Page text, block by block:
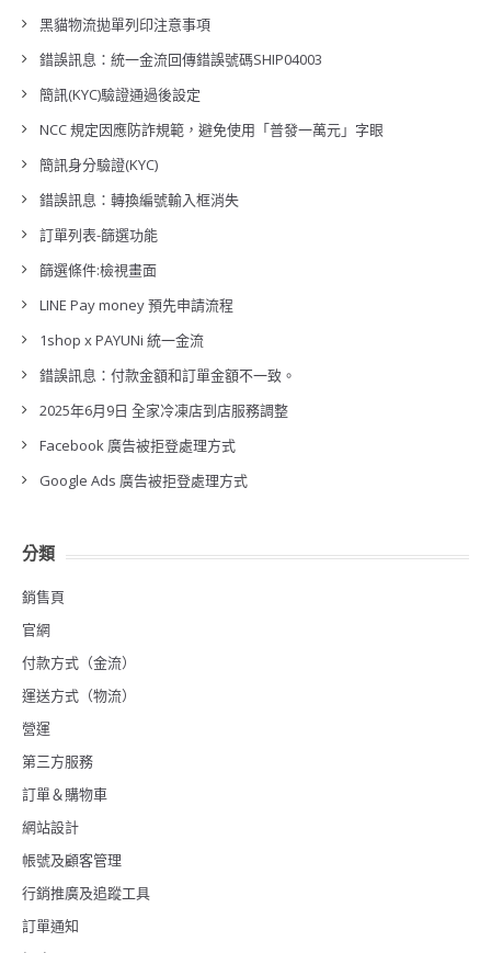
黑貓物流拋單列印注意事項
錯誤訊息：統一金流回傳錯誤號碼SHIP04003
簡訊(KYC)驗證通過後設定
NCC 規定因應防詐規範，避免使用「普發一萬元」字眼
簡訊身分驗證(KYC)
錯誤訊息：轉換編號輸入框消失
訂單列表-篩選功能
篩選條件:檢視畫面
LINE Pay money 預先申請流程
1shop x PAYUNi 統一金流
錯誤訊息：付款金額和訂單金額不一致。
2025年6月9日 全家冷凍店到店服務調整
Facebook 廣告被拒登處理方式
Google Ads 廣告被拒登處理方式
分類
銷售頁
官網
付款方式（金流）
運送方式（物流）
營運
第三方服務
訂單＆購物車
網站設計
帳號及顧客管理
行銷推廣及追蹤工具
訂單通知